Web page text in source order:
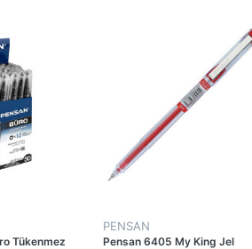
Tükenmez
PENSAN
Pensan 6405 My King Jel